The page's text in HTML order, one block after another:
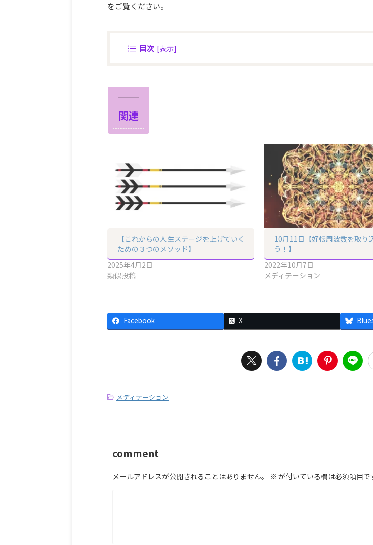
をご覧ください。
目次 [表示]
関連
【これからの人生ステージを上げていく
ための３つのメソッド】
2025年4月2日
類似投稿
10月11日【好転周波数を取り
う！】
2022年10月7日
メディテーション
Facebook X
-メディテーション
comment
メールアドレスが公開されることはありません。 ※ が付いている欄は必須項目で